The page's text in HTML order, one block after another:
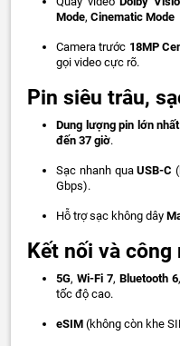
Mode, Cinematic Mode
Camera trước 18MP
gọi video cực rõ.
Pin siêu trâu,
Dung lượng pin lớn
đến 37 giờ.
Sạc nhanh quaUSB-C
Gbps).
Hỗ trợ sạc không dây
Kết nối và
5G, Wi-Fi 7, Bluetooth 6,
tốc độ cao.
eSIM (không còn khe